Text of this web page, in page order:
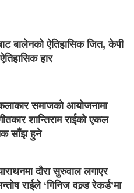
बालेनको ऐतिहासिक जित, केपी
हार
समाजको आयोजनामा
शान्तिराम राईको एकल
साँझ हुने
दौरा सुरुवाल लगाएर
राईले ‘गिनिज वल्र्ड रेकर्ड’मा